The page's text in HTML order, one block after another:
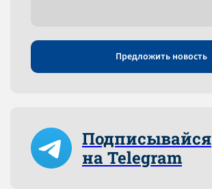
Предложить новость
Подписывайся
на Telegram